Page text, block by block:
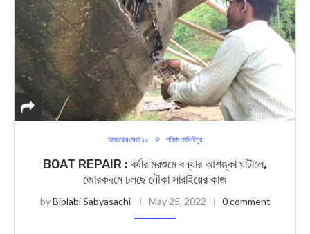
আজকের সেরা ১০ পশ্চিম মেদিনীপুর
BOAT REPAIR : বর্ষার মরশুমে বন্যার আশঙ্কা ঘাটালে,
জোরকদমে চলছে নৌকা সারাইয়ের কাজ
byBiplabi Sabyasachi May 25, 2022 0 comment